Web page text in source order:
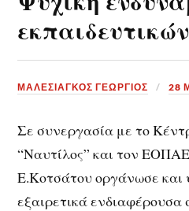
εκπαιδευτικών
ΜΑΛΕΣΙΑΓΚΟΣ ΓΕΩΡΓΙΟΣ 28
Σε συνεργασία με το
“Ναυτίλος” και τον ΕΟΠΑΕ
Ε.Κοτσάτου οργάνωσε και
εξαιρετικά